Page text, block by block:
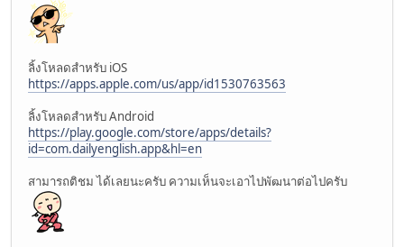
ลิ้งโหลดสำหรับ iOS
https://apps.apple.com/us/app/id1530763563
ลิ้งโหลดสำหรับ Android
https://play.google.com/store/apps/details?
id=com.dailyenglish.app&hl=en
สามารถติชม ได้เลยนะครับ ความเห็นจะเอาไปพัฒนาต่อไปครับ